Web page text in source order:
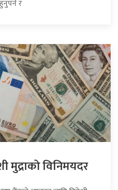
र
विनिमयदर